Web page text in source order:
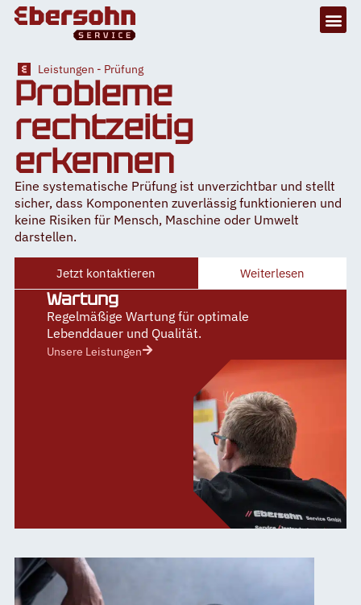
Leistungen - Prüfung
Probleme
rechtzeitig
erkennen
Eine systematische Prüfung ist unverzichtbar und stellt
sicher, dass Komponenten zuverlässig funktionieren und
keine Risiken für Mensch, Maschine oder Umwelt
darstellen.
Jetzt kontaktieren Weiterlesen
Wartung
Regelmäßige Wartung für optimale
Lebenddauer und Qualität.
Unsere Leistungen